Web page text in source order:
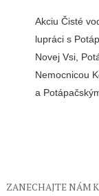
Akciu Čisté
lupráci s
Novej Vsi,
Nemoc­nicou
a
ZANECHAJTE NÁM